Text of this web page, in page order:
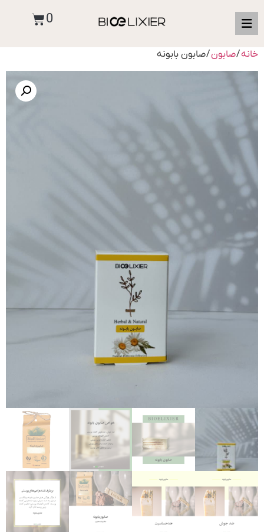
0
خانه/صابون/ صابون بابونه